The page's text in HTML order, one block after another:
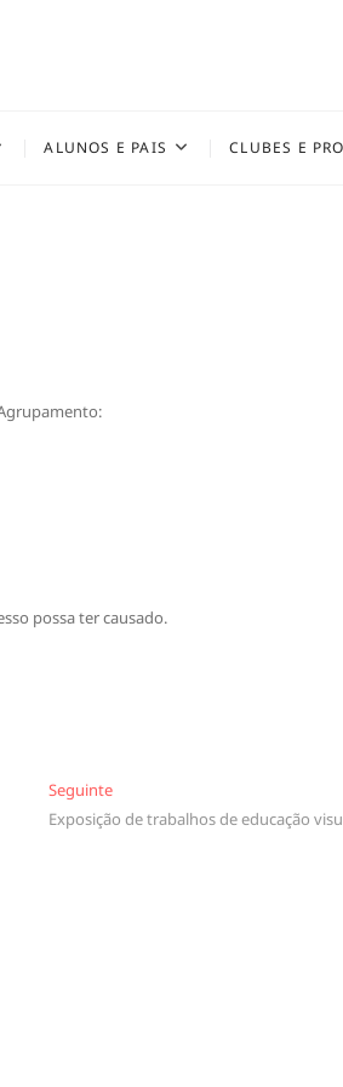
ALUNOS E PAIS CLUBES E
possa ter causado.
SeguinteSeguinte
Exposição de trabalhos de educação